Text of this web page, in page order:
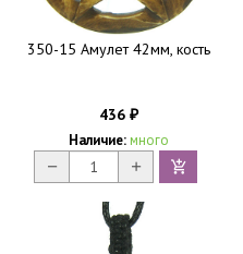
350-15 Амулет 42мм, кость
436 ₽
Наличие: много